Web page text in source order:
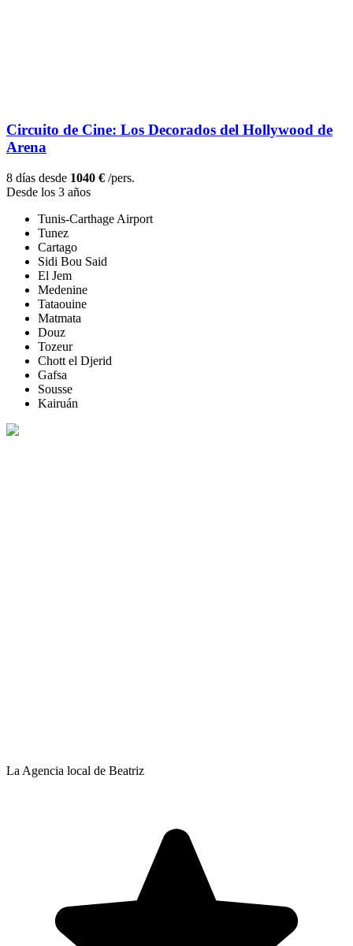
Circuito de Cine: Los Decorados del Hollywood de
Arena
8 días desde 1040 € /pers.
Desde los 3 años
Tunis-Carthage Airport
Tunez
Cartago
Sidi Bou Said
El Jem
Medenine
Tataouine
Matmata
Douz
Tozeur
Chott el Djerid
Gafsa
Sousse
Kairuán
La Agencia local de Beatriz